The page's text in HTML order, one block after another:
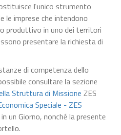
l'unico strumento
le imprese che intendono
produttivo in uno dei territori
presentare la richiesta di
di competenza dello
consultare la sezione
Struttura di Missione ZES
Speciale - ZES
un Giorno, nonché la presente